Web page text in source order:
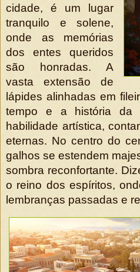
cidade, é um lugar
tranquilo e solene,
onde as memórias
dos entes queridos
são honradas. A
vasta extensão de
lápides alinhadas em
tempo e a história da
habilidade artística,
eternas. No centro do
galhos se estendem
sombra reconfortante.
o reino dos espíritos,
lembranças passadas e